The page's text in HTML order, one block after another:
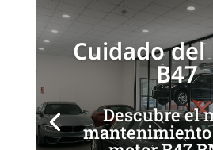
Cuidado
B47
Descubre el
[/et_pb_slide] [/et_pb_slide]